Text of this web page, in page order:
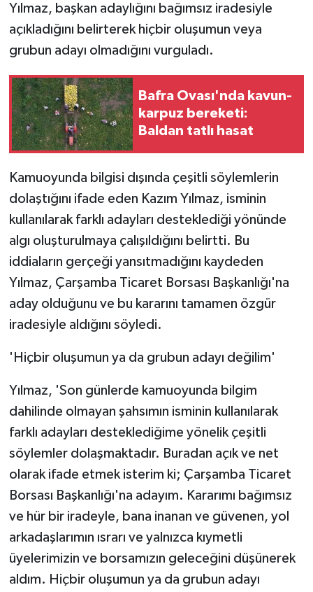
Yılmaz, başkan adaylığını bağımsız iradesiyle
açıkladığını belirterek hiçbir oluşumun veya
grubun adayı olmadığını vurguladı.
Bafra Ovası'nda kavun-
karpuz bereketi:
Baldan tatlı hasat
Kamuoyunda bilgisi dışında çeşitli söylemlerin
dolaştığını ifade eden Kazım Yılmaz, isminin
kullanılarak farklı adayları desteklediği yönünde
algı oluşturulmaya çalışıldığını belirtti. Bu
iddiaların gerçeği yansıtmadığını kaydeden
Yılmaz, Çarşamba Ticaret Borsası Başkanlığı'na
aday olduğunu ve bu kararını tamamen özgür
iradesiyle aldığını söyledi.
'Hiçbir oluşumun ya da grubun adayı değilim'
Yılmaz, 'Son günlerde kamuoyunda bilgim
dahilinde olmayan şahsımın isminin kullanılarak
farklı adayları desteklediğime yönelik çeşitli
söylemler dolaşmaktadır. Buradan açık ve net
olarak ifade etmek isterim ki; Çarşamba Ticaret
Borsası Başkanlığı'na adayım. Kararımı bağımsız
ve hür bir iradeyle, bana inanan ve güvenen, yol
arkadaşlarımın ısrarı ve yalnızca kıymetli
üyelerimizin ve borsamızın geleceğini düşünerek
aldım. Hiçbir oluşumun ya da grubun adayı